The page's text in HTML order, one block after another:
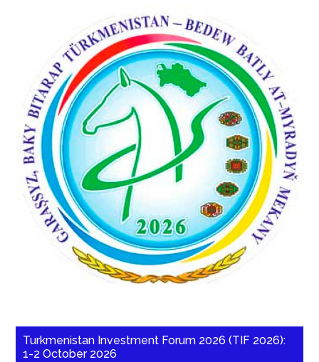
Turkmenistan Investment Forum 2026 (TIF 2026):
1-2 October 2026